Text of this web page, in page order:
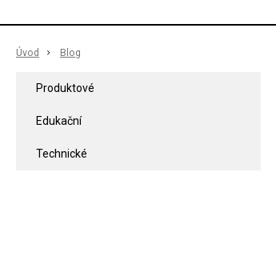
Úvod Blog
Produktové
Edukační
Technické